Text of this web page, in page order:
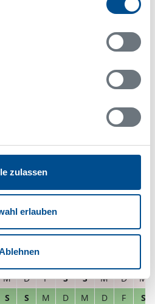
zulassen
erlauben
anklicken
Anzahl Reisende
der Ausstattung ergeben
gewählter Zeitraum
M D F S S M D
M
S S M D M D F
S